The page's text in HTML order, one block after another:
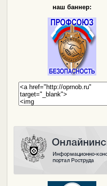
наш баннер: